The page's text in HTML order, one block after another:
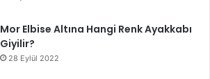
Mor Elbise Altına Hangi Renk Ayakkabı
Giyilir?
28 Eylül 2022